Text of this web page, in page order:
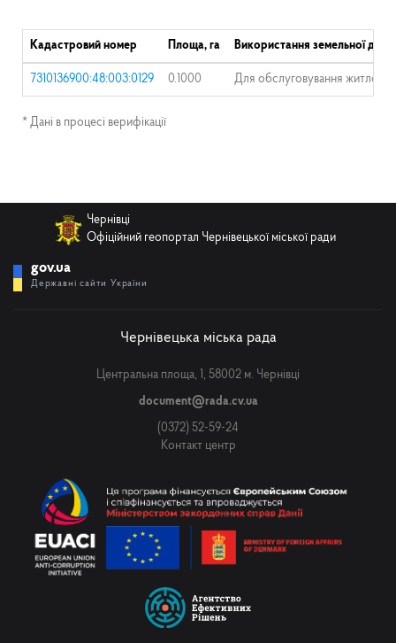
Кадастровий номер Площа, га Використання земельної
7310136900:48:003:0129 0.1000 Для обслуговування
* Дані в процесі верифікації
Чернівці
Офіційний геопортал Чернівецької міської ради
gov.ua
Державні сайти України
Чернівецька міська рада
Центральна площа, 1, 58002 м. Чернівці
document@rada.cv.ua
(0372) 52-59-24
Контакт центр